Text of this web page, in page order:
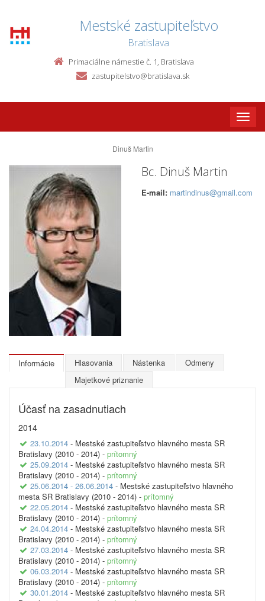
Mestské zastupiteľstvo
Bratislava
Primaciálne námestie č. 1, Bratislava
zastupitelstvo@bratislava.sk
Toggle
Dinuš Martin
Bc. Dinuš Martin
E-mail: martindinus@gmail.com
Informácie Hlasovania Nástenka
Odmeny
Majetkové priznanie
Účasť na zasadnutiach
2014
23.10.2014 - Mestské zastupiteľstvo hlavného mesta SR
Bratislavy (2010 - 2014) - prítomný
25.09.2014 - Mestské zastupiteľstvo hlavného mesta SR
Bratislavy (2010 - 2014) - prítomný
25.06.2014 - 26.06.2014 - Mestské zastupiteľstvo hlavného
mesta SR Bratislavy (2010 - 2014) - prítomný
22.05.2014 - Mestské zastupiteľstvo hlavného mesta SR
Bratislavy (2010 - 2014) - prítomný
24.04.2014 - Mestské zastupiteľstvo hlavného mesta SR
Bratislavy (2010 - 2014) - prítomný
27.03.2014 - Mestské zastupiteľstvo hlavného mesta SR
Bratislavy (2010 - 2014) - prítomný
06.03.2014 - Mestské zastupiteľstvo hlavného mesta SR
Bratislavy (2010 - 2014) - prítomný
30.01.2014 - Mestské zastupiteľstvo hlavného mesta SR